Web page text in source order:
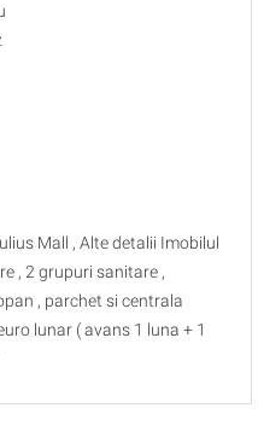
Mall , Alte detalii Imobilul
, 2 grupuri sanitare ,
, parchet si centrala
lunar ( avans 1 luna + 1